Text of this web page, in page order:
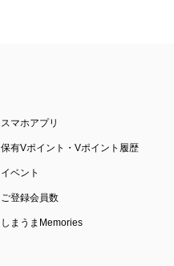
スマホアプリ
保有Vポイント・Vポイント履歴
イベント
ご登録会員数
しまうまMemories